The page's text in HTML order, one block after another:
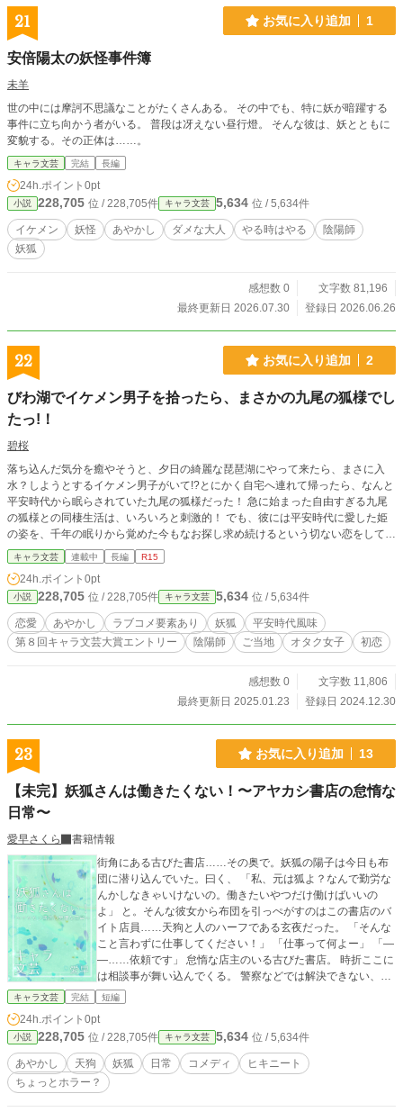
21 お気に入り追加 1
安倍陽太の妖怪事件簿
未羊
世の中には摩訶不思議なことがたくさんある。 その中でも、特に妖が暗躍する
事件に立ち向かう者がいる。 普段は冴えない昼行燈。 そんな彼は、妖とともに
変貌する。その正体は……。
キャラ文芸 完結 長編
24h.ポイント 0pt
小説 228,705 位 / 228,705件 キャラ文芸 5,634 位 / 5,634件
イケメン 妖怪 あやかし ダメな大人 やる時はやる
陰陽師
妖狐
感想数 0
文字数 81,196
最終更新日 2026.07.30
登録日 2026.06.26
22 お気に入り追加 2
びわ湖でイケメン男子を拾ったら、まさかの九尾の狐様でし
たっ!！
碧桜
落ち込んだ気分を癒やそうと、夕日の綺麗な琵琶湖にやって来たら、まさに入
水？しようとするイケメン男子がいて!?とにかく自宅へ連れて帰ったら、なんと
平安時代から眠らされていた九尾の狐様だった！ 急に始まった自由すぎる九尾
の狐様との同棲生活は、いろいろと刺激的！ でも、彼には平安時代に愛した姫
の姿を、千年の眠りから覚めた今もなお探し求め続けるという切ない恋をしてい
た。そこへ私の高校時代の先輩がなんと蘆屋道満の末裔で、妖である九尾を封印
しようとしていて、また過去に封印した安倍晴明の孫の生まれ変わりまで出てき
て、急に私の周囲がややこしいことに。九尾の狐様の愛した姫の魂はまだこの世
にあり、再会？出来たのだけど、じつは彼が千年の眠りについた原因は彼女の願
いだった。 いったいこの先、私と九尾の狐様はどうなるの!?ラブコメ✕あやかし
✕ちょっぴり切ない恋のお話スタートです！
キャラ文芸 連載中 長編 R15
24h.ポイント 0pt
小説 228,705 位 / 228,705件 キャラ文芸 5,634 位 / 5,634件
恋愛 あやかし ラブコメ要素あり 妖狐
平安時代風味
第８回キャラ文芸大賞エントリー
陰陽師 ご当地 オタク女子 初恋
感想数 0
文字数 11,806
最終更新日 2025.01.23
登録日 2024.12.30
23 お気に入り追加 13
【未完】妖狐さんは働きたくない！〜アヤカシ書店の怠惰な
日常〜
愛早さくら
書籍情報
街角にある古びた書店……その奥で。妖狐の陽子は今日も布
団に潜り込んでいた。曰く、 「私、元は狐よ？なんで勤労な
んかしなきゃいけないの。働きたいやつだけ働けばいいの
よ」 と。そんな彼女から布団を引っぺがすのはこの書店のバ
イト店員……天狗と人のハーフである玄夜だった。 「そんな
こと言わずに仕事してください！」 「仕事って何よー」 「―
―……依頼です」 怠惰な店主のいる古びた書店。 時折ここに
は相談事が舞い込んでくる。 警察などでは解決できない、少
し不可思議な相談事が。 普段は寝てばかりの怠惰な陽子が
か』があった。 とある街の片隅に住まう、人ならざる者達が
人やそれ以外所以の少し不思議を解決したりしなかったりす
る短編連作。 ……になる予定です。 怠惰な妖狐と勤勉な天狗
（と人とのハーフ）の騒がしかったりそうじゃなかったりす
る日常を、よろしれば少しだけ、覗いていってみませんか？
キャラ文芸 完結 短編
24h.ポイント 0pt
小説 228,705 位 / 228,705件 キャラ文芸 5,634 位 / 5,634件
あやかし 天狗 妖狐 日常 コメディ
ヒキニート
ちょっとホラー？